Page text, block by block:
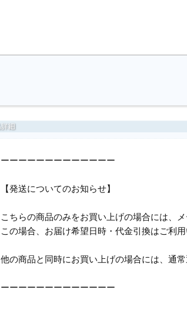
ーーーーーーーーーーーーー
【発送についてのお知らせ】
こちらの商品のみをお買い上げの場合には、
この場合、お届け希望日時・代金引換はご利用
他の商品と同時にお買い上げの場合には、通
ーーーーーーーーーーーーー